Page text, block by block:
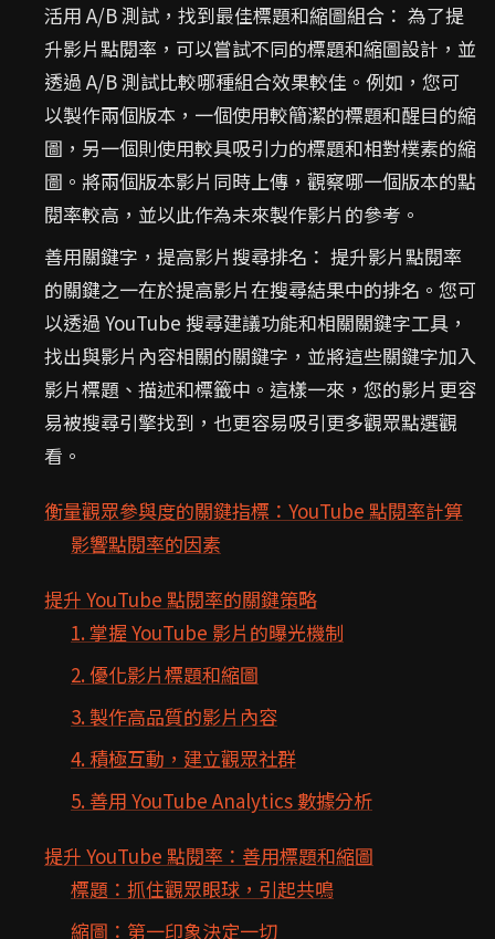
活用 A/B 測試，找到最佳標題和縮圖組合： 為了提
升影片點閱率，可以嘗試不同的標題和縮圖設計，並
透過 A/B 測試比較哪種組合效果較佳。例如，您可
以製作兩個版本，一個使用較簡潔的標題和醒目的縮
圖，另一個則使用較具吸引力的標題和相對樸素的縮
圖。將兩個版本影片同時上傳，觀察哪一個版本的點
閱率較高，並以此作為未來製作影片的參考。
善用關鍵字，提高影片搜尋排名： 提升影片點閱率
的關鍵之一在於提高影片在搜尋結果中的排名。您可
以透過 YouTube 搜尋建議功能和相關關鍵字工具，
找出與影片內容相關的關鍵字，並將這些關鍵字加入
影片標題、描述和標籤中。這樣一來，您的影片更容
易被搜尋引擎找到，也更容易吸引更多觀眾點選觀
看。
衡量觀眾參與度的關鍵指標：YouTube 點閱率計算
影響點閱率的因素
提升 YouTube 點閱率的關鍵策略
1. 掌握 YouTube 影片的曝光機制
2. 優化影片標題和縮圖
3. 製作高品質的影片內容
4. 積極互動，建立觀眾社群
5. 善用 YouTube Analytics 數據分析
提升 YouTube 點閱率：善用標題和縮圖
標題：抓住觀眾眼球，引起共鳴
縮圖：第一印象決定一切